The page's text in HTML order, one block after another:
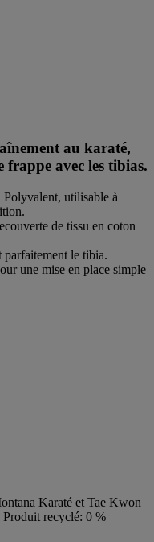
au karaté,
frappe avec les tibias.
utilisable à
de tissu en coton
le tibia.
une mise en place simple
Karaté et Tae Kwon
recyclé: 0 %